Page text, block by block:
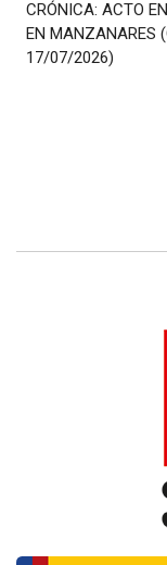
CRÓNICA: ACTO
EN MANZANARES
17/07/2026)